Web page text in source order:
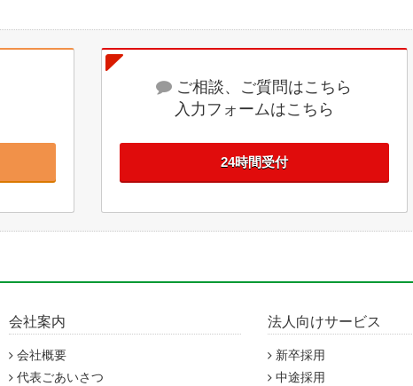
ご相談、ご質問はこちら
入力フォームはこちら
24時間受付
会社案内
会社概要
代表ごあいさつ
法人向けサービス
新卒採用
中途採用